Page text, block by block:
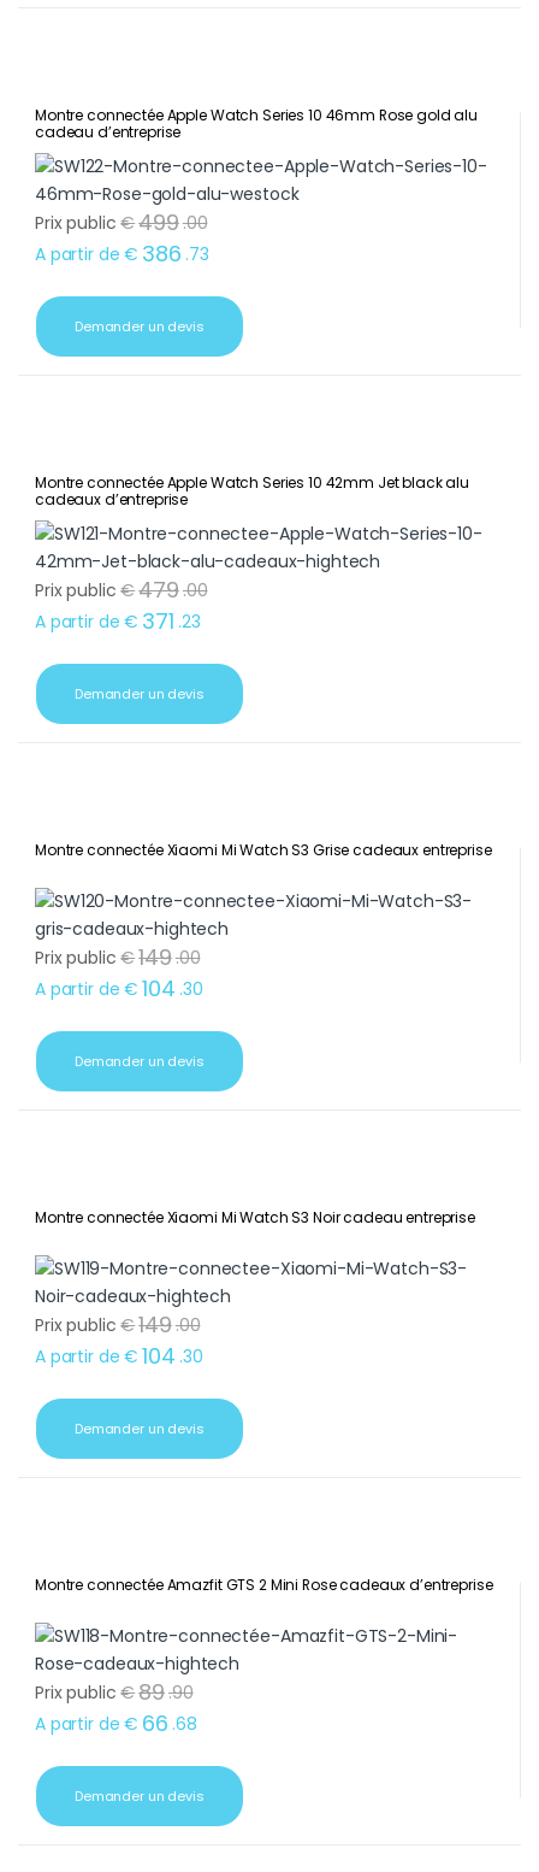
Montre connectée Apple Watch Series 10 46mm Rose gold alu
cadeau d’entreprise
Prix public €499.00
A partir de € 386 .73
Demander un devis
Montre connectée Apple Watch Series 10 42mm Jet black alu
cadeaux d’entreprise
Prix public €479.00
A partir de € 371 .23
Demander un devis
Montre connectée Xiaomi Mi Watch S3 Grise cadeaux entreprise
Prix public €149.00
A partir de € 104 .30
Demander un devis
Montre connectée Xiaomi Mi Watch S3 Noir cadeau entreprise
Prix public €149.00
A partir de € 104 .30
Demander un devis
Montre connectée Amazfit GTS 2 Mini Rose cadeaux d’entreprise
Prix public €89.90
A partir de € 66 .68
Demander un devis